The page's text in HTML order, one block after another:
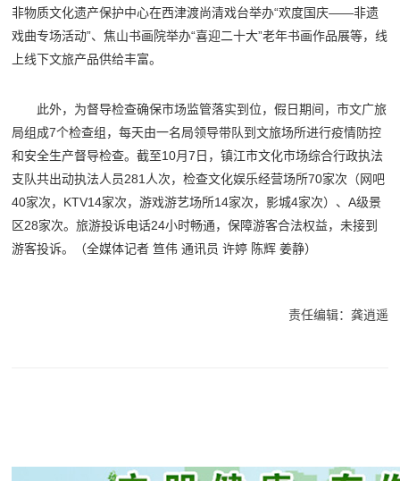
非物质文化遗产保护中心在西津渡尚清戏台举办“欢度国庆——非遗
戏曲专场活动”、焦山书画院举办“喜迎二十大”老年书画作品展等，线
上线下文旅产品供给丰富。
此外，为督导检查确保市场监管落实到位，假日期间，市文广旅
局组成7个检查组，每天由一名局领导带队到文旅场所进行疫情防控
和安全生产督导检查。截至10月7日，镇江市文化市场综合行政执法
支队共出动执法人员281人次，检查文化娱乐经营场所70家次（网吧
40家次，KTV14家次，游戏游艺场所14家次，影城4家次）、A级景
区28家次。旅游投诉电话24小时畅通，保障游客合法权益，未接到
游客投诉。（全媒体记者 笪伟 通讯员 许婷 陈辉 姜静）
责任编辑：龚逍遥